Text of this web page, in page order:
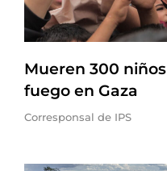
Mueren 300
fuego en Gaza
Corresponsal de IPS